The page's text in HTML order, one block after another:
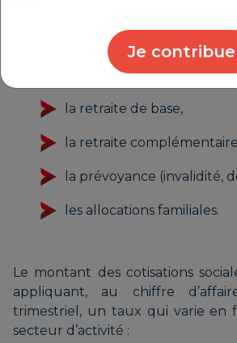
Je contribue
la retraite de base,
la retraite
la prévoyance (invalidité,
les allocations familiales.
Le montant des cotisations
appliquant, au chiffre
trimestriel, un taux qui varie en
secteur d’activité :